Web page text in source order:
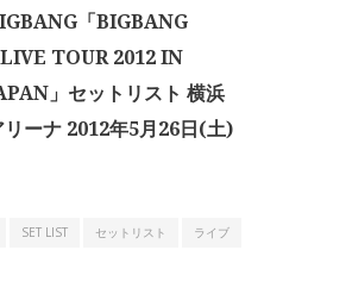
「BIGBANG
TOUR 2012 IN
」セットリスト 横浜
リーナ 2012年5月26日(土)
SET LIST セットリスト ライブ